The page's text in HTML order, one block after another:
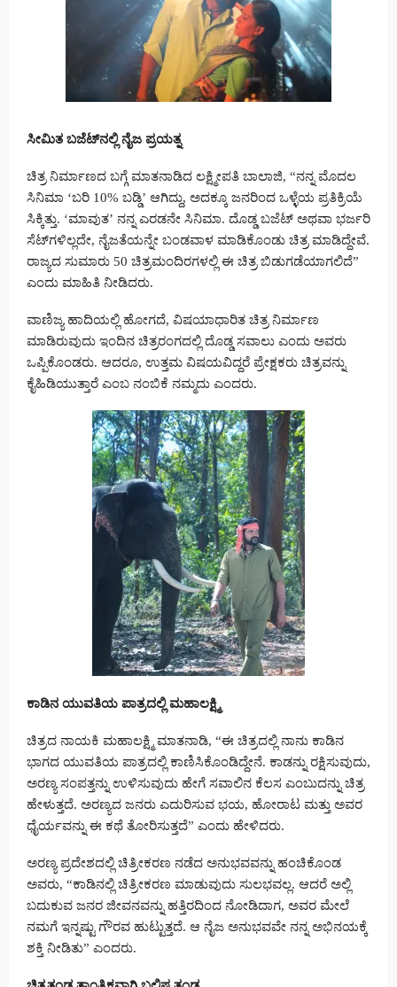
ಸೀಮಿತ ಬಜೆಟ್‌ನಲ್ಲಿ ನೈಜ ಪ್ರಯತ್ನ
ಚಿತ್ರ ನಿರ್ಮಾಣದ ಬಗ್ಗೆ ಮಾತನಾಡಿದ ಲಕ್ಷ್ಮೀಪತಿ ಬಾಲಾಜಿ, “ನನ್ನ ಮೊದಲ
ಸಿನಿಮಾ ‘ಬರಿ 10% ಬಡ್ಡಿ’ ಆಗಿದ್ದು, ಅದಕ್ಕೂ ಜನರಿಂದ ಒಳ್ಳೆಯ ಪ್ರತಿಕ್ರಿಯೆ
ಸಿಕ್ಕಿತ್ತು. ‘ಮಾವುತ’ ನನ್ನ ಎರಡನೇ ಸಿನಿಮಾ. ದೊಡ್ಡ ಬಜೆಟ್ ಅಥವಾ ಭರ್ಜರಿ
ಸೆಟ್‌ಗಳಿಲ್ಲದೇ, ನೈಜತೆಯನ್ನೇ ಬಂಡವಾಳ ಮಾಡಿಕೊಂಡು ಚಿತ್ರ ಮಾಡಿದ್ದೇವೆ.
ರಾಜ್ಯದ ಸುಮಾರು 50 ಚಿತ್ರಮಂದಿರಗಳಲ್ಲಿ ಈ ಚಿತ್ರ ಬಿಡುಗಡೆಯಾಗಲಿದೆ”
ಎಂದು ಮಾಹಿತಿ ನೀಡಿದರು.
ವಾಣಿಜ್ಯ ಹಾದಿಯಲ್ಲಿ ಹೋಗದೆ, ವಿಷಯಾಧಾರಿತ ಚಿತ್ರ ನಿರ್ಮಾಣ
ಮಾಡಿರುವುದು ಇಂದಿನ ಚಿತ್ರರಂಗದಲ್ಲಿ ದೊಡ್ಡ ಸವಾಲು ಎಂದು ಅವರು
ಒಪ್ಪಿಕೊಂಡರು. ಆದರೂ, ಉತ್ತಮ ವಿಷಯವಿದ್ದರೆ ಪ್ರೇಕ್ಷಕರು ಚಿತ್ರವನ್ನು
ಕೈಹಿಡಿಯುತ್ತಾರೆ ಎಂಬ ನಂಬಿಕೆ ನಮ್ಮದು ಎಂದರು.
ಕಾಡಿನ ಯುವತಿಯ ಪಾತ್ರದಲ್ಲಿ ಮಹಾಲಕ್ಷ್ಮಿ
ಚಿತ್ರದ ನಾಯಕಿ ಮಹಾಲಕ್ಷ್ಮಿ ಮಾತನಾಡಿ, “ಈ ಚಿತ್ರದಲ್ಲಿ ನಾನು ಕಾಡಿನ
ಭಾಗದ ಯುವತಿಯ ಪಾತ್ರದಲ್ಲಿ ಕಾಣಿಸಿಕೊಂಡಿದ್ದೇನೆ. ಕಾಡನ್ನು ರಕ್ಷಿಸುವುದು,
ಅರಣ್ಯ ಸಂಪತ್ತನ್ನು ಉಳಿಸುವುದು ಹೇಗೆ ಸವಾಲಿನ ಕೆಲಸ ಎಂಬುದನ್ನು ಚಿತ್ರ
ಹೇಳುತ್ತದೆ. ಅರಣ್ಯದ ಜನರು ಎದುರಿಸುವ ಭಯ, ಹೋರಾಟ ಮತ್ತು ಅವರ
ಧೈರ್ಯವನ್ನು ಈ ಕಥೆ ತೋರಿಸುತ್ತದೆ” ಎಂದು ಹೇಳಿದರು.
ಅರಣ್ಯ ಪ್ರದೇಶದಲ್ಲಿ ಚಿತ್ರೀಕರಣ ನಡೆದ ಅನುಭವವನ್ನು ಹಂಚಿಕೊಂಡ
ಅವರು, “ಕಾಡಿನಲ್ಲಿ ಚಿತ್ರೀಕರಣ ಮಾಡುವುದು ಸುಲಭವಲ್ಲ. ಆದರೆ ಅಲ್ಲಿ
ಬದುಕುವ ಜನರ ಜೀವನವನ್ನು ಹತ್ತಿರದಿಂದ ನೋಡಿದಾಗ, ಅವರ ಮೇಲೆ
ನಮಗೆ ಇನ್ನಷ್ಟು ಗೌರವ ಹುಟ್ಟುತ್ತದೆ. ಆ ನೈಜ ಅನುಭವವೇ ನನ್ನ ಅಭಿನಯಕ್ಕೆ
ಶಕ್ತಿ ನೀಡಿತು” ಎಂದರು.